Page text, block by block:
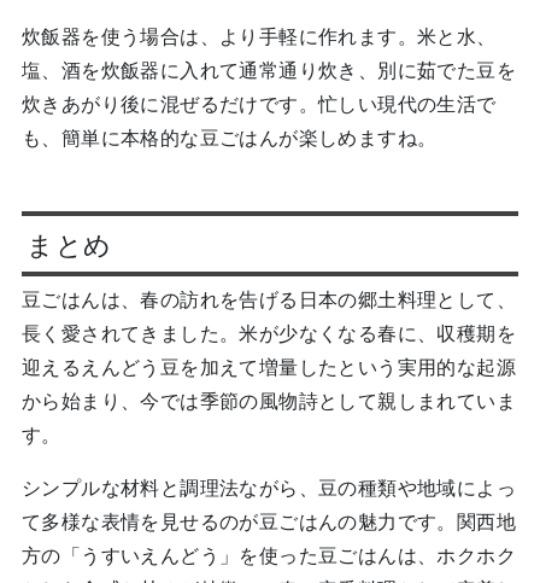
炊飯器を使う場合は、より手軽に作れます。米と水、
塩、酒を炊飯器に入れて通常通り炊き、別に茹でた豆を
炊きあがり後に混ぜるだけです。忙しい現代の生活で
も、簡単に本格的な豆ごはんが楽しめますね。
まとめ
豆ごはんは、春の訪れを告げる日本の郷土料理として、
長く愛されてきました。米が少なくなる春に、収穫期を
迎えるえんどう豆を加えて増量したという実用的な起源
から始まり、今では季節の風物詩として親しまれていま
す。
シンプルな材料と調理法ながら、豆の種類や地域によっ
て多様な表情を見せるのが豆ごはんの魅力です。関西地
方の「うすいえんどう」を使った豆ごはんは、ホクホク